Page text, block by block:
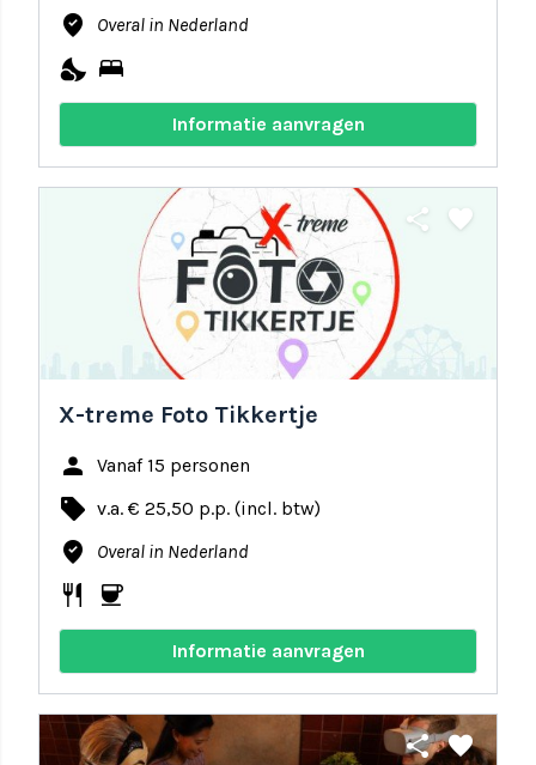
where_to_vote Overal in Nederland
nights_stay bed
Informatie aanvragen
share favorite
X-treme Foto Tikkertje
person Vanaf 15 personen
local_offer v.a. € 25,50 p.p. (incl. btw)
where_to_vote Overal in Nederland
restaurant coffee
Informatie aanvragen
share favorite